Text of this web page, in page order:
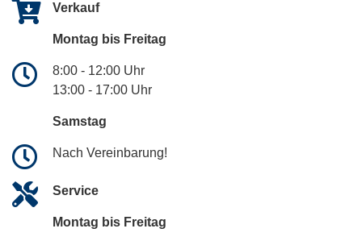
Verkauf
Montag bis Freitag
8:00 - 12:00 Uhr
13:00 - 17:00 Uhr
Samstag
Nach Vereinbarung!
Service
Montag bis Freitag